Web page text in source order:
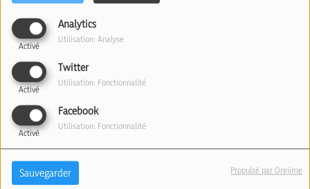
Analytics
Activé
Utilisation: Analyse
Twitter
Activé
Utilisation: Fonctionnalité
Facebook
Activé
Utilisation: Fonctionnalité
Sauvegarder Propulsé par Orejime
L’annonce de la programmation de l’Orchestre
Philharmonique de Munich, dirigée par le chef